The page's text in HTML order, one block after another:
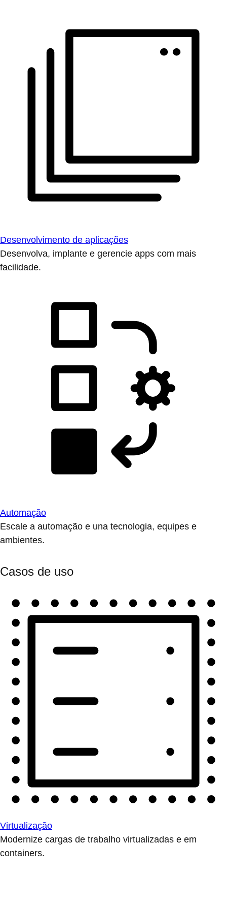
Desenvolvimento de aplicações
Desenvolva, implante e gerencie apps com mais
facilidade.
Automação
Escale a automação e una tecnologia, equipes e
ambientes.
Casos de uso
Virtualização
Modernize cargas de trabalho virtualizadas e em
containers.